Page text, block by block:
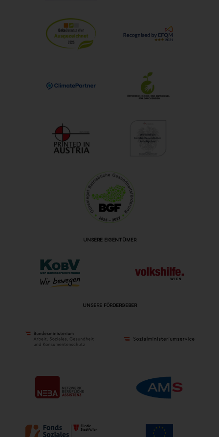
UNSERE EIGENTÜMER
UNSERE FÖRDERGEBER